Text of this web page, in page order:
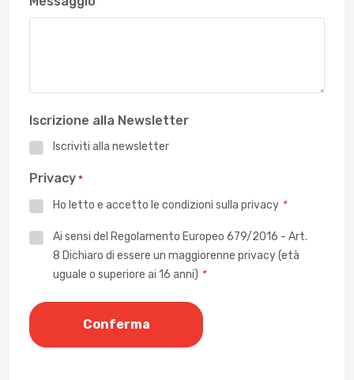
Iscrizione alla Newsletter
Iscriviti alla newsletter
Privacy *
Ho letto e accetto le condizioni sulla privacy *
PrivacyAi sensi del Regolamento Europeo 679/2016 - Art.
8 Dichiaro di essere un maggiorenne privacy (età
uguale o superiore ai 16 anni) *